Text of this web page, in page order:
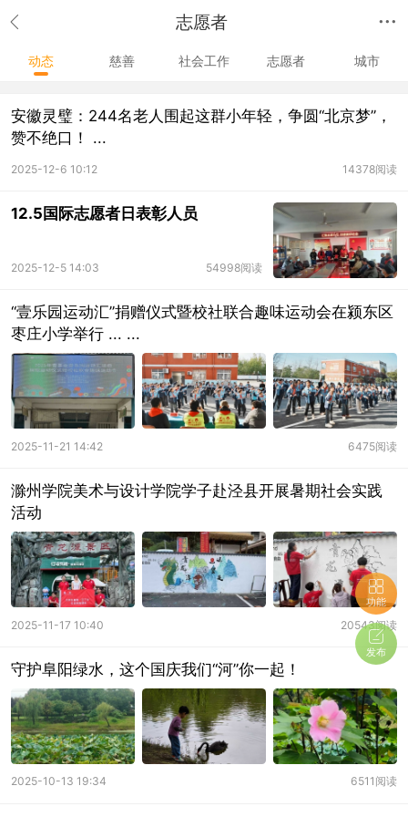
志愿者
动态 慈善 社会工作 志愿者 城市
安徽灵璧：244名老人围起这群小年轻，争圆“北京梦”，
赞不绝口！ ...
14378阅读
2025-12-6 10:12
12.5国际志愿者日表彰人员
54998阅读
2025-12-5 14:03
“壹乐园运动汇”捐赠仪式暨校社联合趣味运动会在颍东区
枣庄小学举行 ... ...
6475阅读
2025-11-21 14:42
滁州学院美术与设计学院学子赴泾县开展暑期社会实践
活动
20543阅读
2025-11-17 10:40
守护阜阳绿水，这个国庆我们“河”你一起！
6511阅读
2025-10-13 19:34
功能
发布